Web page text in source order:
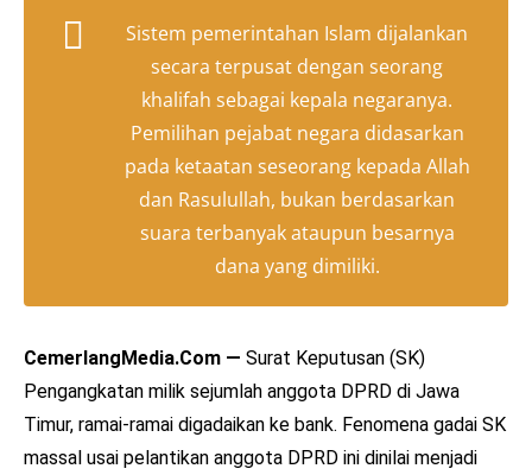
Sistem pemerintahan Islam dijalankan
secara terpusat dengan seorang
khalifah sebagai kepala negaranya.
Pemilihan pejabat negara didasarkan
pada ketaatan seseorang kepada Allah
dan Rasulullah, bukan berdasarkan
suara terbanyak ataupun besarnya
dana yang dimiliki.
CemerlangMedia.Com — Surat Keputusan (SK)
Pengangkatan milik sejumlah anggota DPRD di Jawa
Timur, ramai-ramai digadaikan ke bank. Fenomena gadai SK
massal usai pelantikan anggota DPRD ini dinilai menjadi